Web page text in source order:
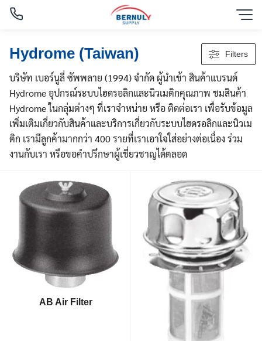
Skip
ไทย
Hydrome (Taiwan)
บริษัท เบอร์นูลี่ ซัพพลาย (1994) จำกัด ผู้นำเข้า สินค้าแบรนด์
Hydrome อุปกรณ์ระบบไฮดรอลิกและนิวเมติกคุณภาพ ชมสินค้า
Hydrome ในกลุ่มต่างๆ ที่เราจำหน่าย หรือ ติดต่อเรา เพื่อรับข้อมูล
เพิ่มเติมเกี่ยวกับสินค้าและบริการเกี่ยวกับระบบไฮดรอลิกและนิวเม
ติก เรามีลูกค้ามากกว่า 400 รายที่เราเอาใจใส่อย่างต่อเนื่อง ร่วม
งานกับเรา หรือขอคำปรึกษาผู้เชี่ยวชาญได้ตลอด
AB Air Filter
Filters